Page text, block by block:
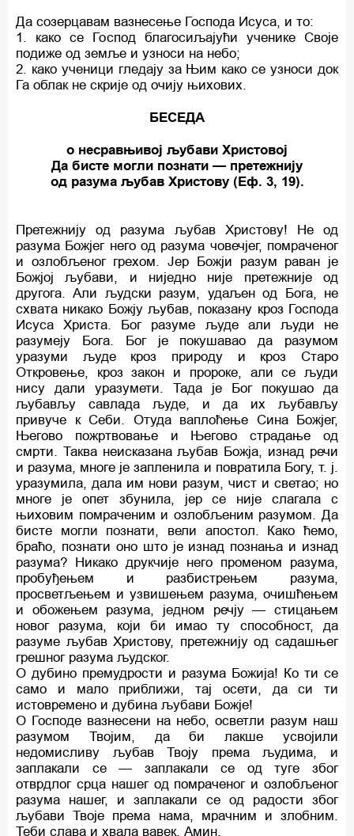
Да созерцавам вазнесење Господа Исуса, и то:
1. како се Господ благосиљајући ученике Своје
подиже од земље и узноси на небо;
2. како ученици гледају за Њим како се узноси док
Га облак не скрије од очију њихових.
БЕСЕДА
о несравњивој љубави Христовој
Да бисте могли познати — претежнију
од разума љубав Христову (Еф. 3, 19).
Претежнију од разума љубав Христову! Не од
разума Божјег него од разума човечјег, помраченог
и озлобљеног грехом. Јер Божји разум раван је
Божјој љубави, и ниједно није претежније од
другога. Али људски разум, удаљен од Бога, не
схвата никако Божју љубав, показану кроз Господа
Исуса Христа. Бог разуме људе али људи не
разумеју Бога. Бог је покушавао да разумом
уразуми људе кроз природу и кроз Старо
Откровење, кроз закон и пророке, али се људи
нису дали уразумети. Тада је Бог покушао да
љубављу савлада људе, и да их љубављу
привуче к Себи. Отуда ваплоћење Сина Божјег,
Његово пожртвовање и Његово страдање од
смрти. Таква неисказана љубав Божја, изнад речи
и разума, многе је запленила и повратила Богу, т. ј.
уразумила, дала им нови разум, чист и светао; но
многе је опет збунила, јер се није слагала с
њиховим помраченим и озлобљеним разумом. Да
бисте могли познати, вели апостол. Како ћемо,
браћо, познати оно што је изнад познања и изнад
разума? Никако друкчије него променом разума,
пробуђењем и разбистрењем разума,
просветљењем и узвишењем разума, очишћењем
и обожењем разума, једном речју — стицањем
новог разума, који би имао ту способност, да
разуме љубав Христову, претежнију од садашњег
грешног разума људског.
О дубино премудрости и разума Божија! Ко ти се
само и мало приближи, тај осети, да си ти
истовремено и дубина љубави Божје!
О Господе вазнесени на небо, осветли разум наш
разумом Твојим, да би лакше усвојили
недомисливу љубав Твоју према људима, и
заплакали се — заплакали се од туге због
отврдлог срца нашег од помраченог и озлобљеног
разума нашег, и заплакали се од радости због
љубави Твоје према нама, мрачним и злобним.
Теби слава и хвала вавек. Амин.